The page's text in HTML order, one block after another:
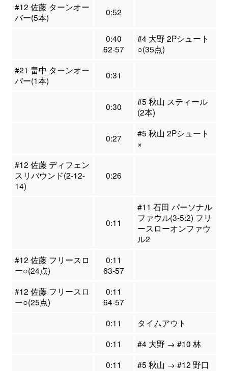
#12 佐藤 ターンオー
バー(5本)
0:52
0:40
62-57
#4 大野 2Pシュート
○(35点)
#21 畠中 ターンオー
バー(1本)
0:31
0:30
#5 秋山 スティール
(2本)
0:27
#5 秋山 2Pシュート
×
#12 佐藤 ディフェン
スリバウンド(2-12-
14)
0:26
0:11
#11 石田 パーソナル
ファウル(3-5:2) フリ
ースローオンファウ
ル2
#12 佐藤 フリースロ
ー○(24点)
0:11
63-57
#12 佐藤 フリースロ
ー○(25点)
0:11
64-57
0:11
タイムアウト
0:11
#4 大野 → #10 林
0:11
#5 秋山 → #12 野口